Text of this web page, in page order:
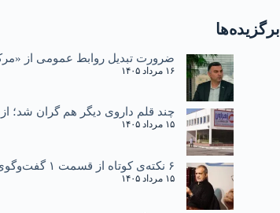
برگزیده‌ها
ضرورت تبدیل روابط عمومی از
۱۶ مرداد ۱۴۰۵
چند قلم داروی دیگر هم گران شد؛ از ۲۷ تا ۱۱۷ درصد
۱۵ مرداد ۱۴۰۵
۶ نکته‌ی کوتاه از قسمت ۱ گفت‌وگوی پزشکیان با مردم
۱۵ مرداد ۱۴۰۵